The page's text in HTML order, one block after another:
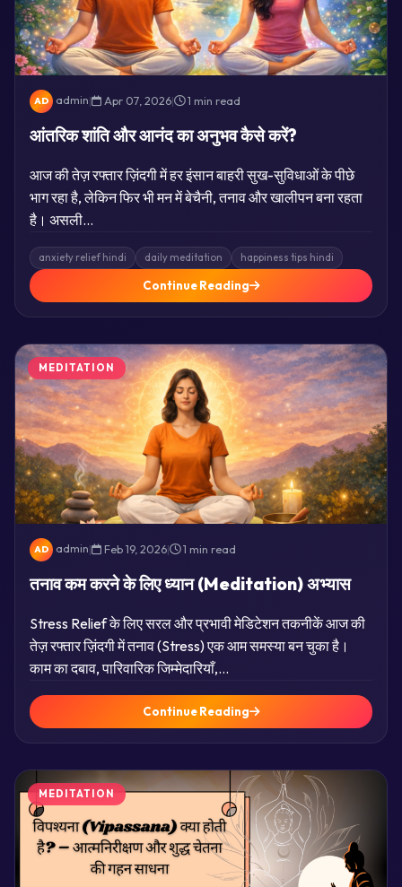
AD admin| Apr 07, 2026| 1 min read
आंतरिक शांति और आनंद का अनुभव कैसे करें?
आज की तेज़ रफ्तार ज़िंदगी में हर इंसान बाहरी सुख-सुविधाओं के पीछे
भाग रहा है, लेकिन फिर भी मन में बेचैनी, तनाव और खालीपन बना रहता
है। असली…
anxiety relief hindi daily meditation happiness tips hindi
Continue Reading
MEDITATION
AD admin| Feb 19, 2026| 1 min read
तनाव कम करने के लिए ध्यान (Meditation) अभ्यास
Stress Relief के लिए सरल और प्रभावी मेडिटेशन तकनीकें आज की
तेज़ रफ्तार ज़िंदगी में तनाव (Stress) एक आम समस्या बन चुका है।
काम का दबाव, पारिवारिक जिम्मेदारियाँ,…
Continue Reading
MEDITATION